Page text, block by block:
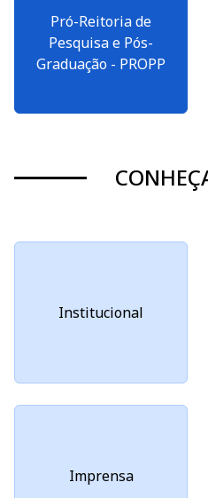
Pró-Reitoria de
Pesquisa e Pós-
Graduação - PROPP
Institucional
Imprensa